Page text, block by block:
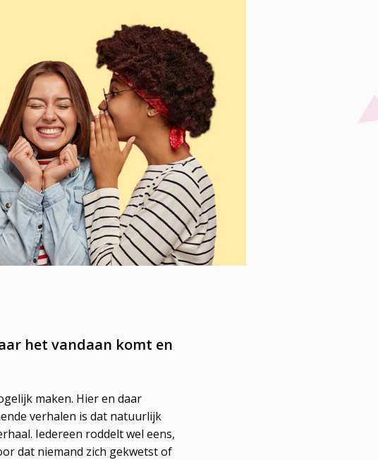
het vandaan komt en
maken. Hier en daar
verhalen is dat natuurlijk
Iedereen roddelt wel eens,
dat niemand zich gekwetst of